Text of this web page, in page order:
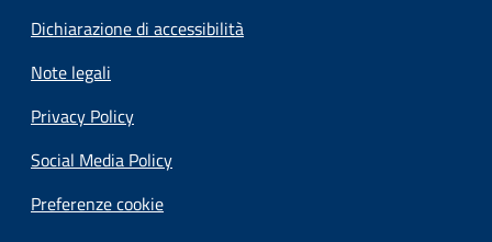
Dichiarazione di accessibilità
Note legali
Privacy Policy
Social Media Policy
Preferenze cookie